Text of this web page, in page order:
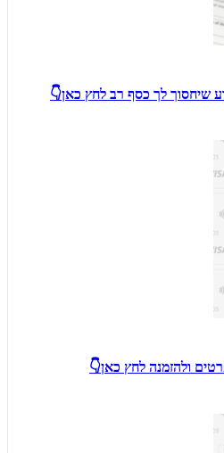
שיחסוך לך כסף רב לחץ כאן👇
ולהזמנה לחץ כאן👇